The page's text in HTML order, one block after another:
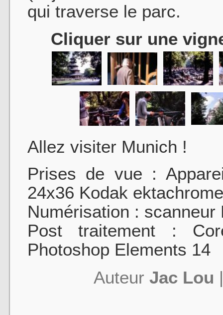
qui traverse le parc.
Cliquer sur une
Allez visiter Munich !
Prises de vue :
24x36 Kodak
Numérisation : scanneur
Post traitement :
Photoshop Elements 14
Auteur Jac Lou